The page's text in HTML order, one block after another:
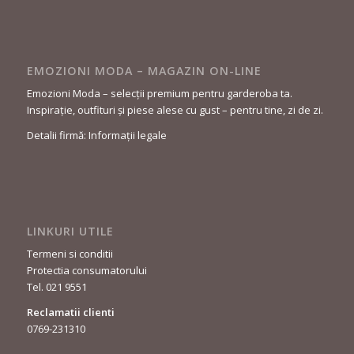
EMOZIONI MODA – MAGAZIN ON-LINE
Emozioni Moda – selecții premium pentru garderoba ta.
Inspirație, outfituri și piese alese cu gust – pentru tine, zi de zi.
Detalii firmă: Informații legale
LINKURI UTILE
Termeni si conditii
Protectia consumatorului
Tel. 021 9551
Reclamatii clienti
0769-231310